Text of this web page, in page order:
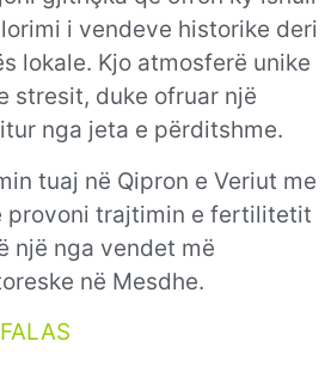
i vendeve historike deri
lokale. Kjo atmosferë unike
stresit, duke ofruar një
nga jeta e përditshme.
tuaj në Qipron e Veriut me
provoni trajtimin e fertilitetit
një nga vendet më
në Mesdhe.